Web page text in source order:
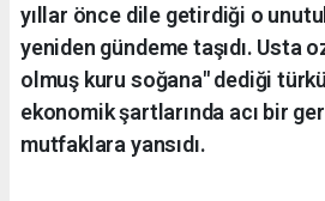
yıllar önce dile getirdiği o
yeniden gündeme taşıdı. Usta
olmuş kuru soğana" dediği
ekonomik şartlarında acı bir
mutfaklara yansıdı.